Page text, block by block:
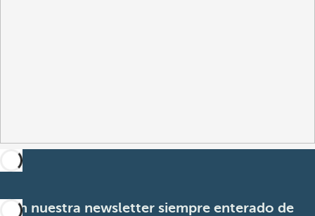
Con nuestra newsletter siempre enterado de